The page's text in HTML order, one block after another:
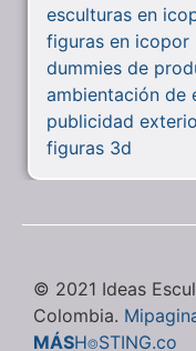
esculturas en
figuras en icopor
dummies de
ambientación de
publicidad
figuras 3d
© 2021 Ideas
Colombia.
MÁSH⌾STING.co